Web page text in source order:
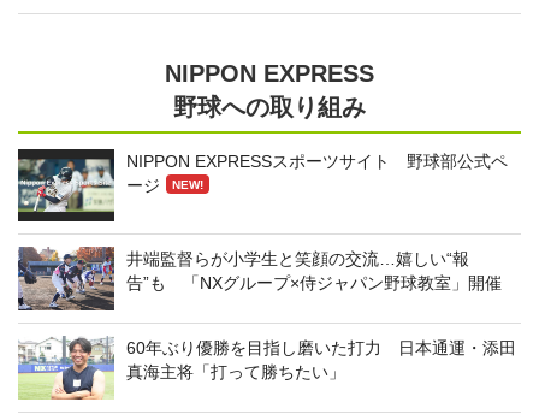
NIPPON EXPRESS
野球への取り組み
NIPPON EXPRESSスポーツサイト 野球部公式ペ
ージ
NEW!
井端監督らが小学生と笑顔の交流…嬉しい“報
告”も 「NXグループ×侍ジャパン野球教室」開催
60年ぶり優勝を目指し磨いた打力 日本通運・添田
真海主将「打って勝ちたい」